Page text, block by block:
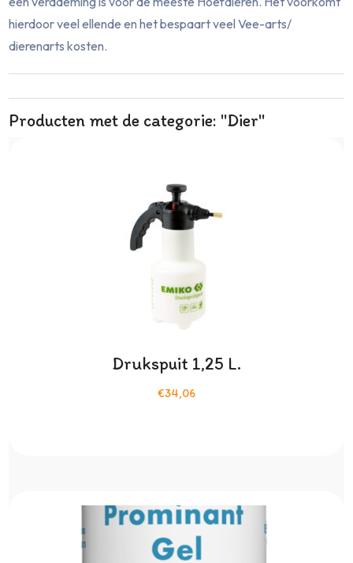
hierdoor veel ellende en het bespaart veel Vee-arts/
dierenarts kosten.
Producten met de categorie: "Dier"
Drukspuit 1,25 L.
€34,06